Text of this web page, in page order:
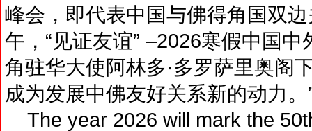
峰会，即代表中国与佛得角国双
午，“见证友谊” –2026寒假中国
角驻华大使阿林多·多罗萨里奥阁
成为发展中佛友好关系新的动力。
The year 2026 will mark the